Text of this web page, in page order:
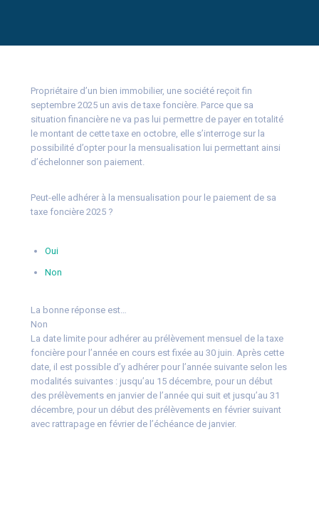
Propriétaire d’un bien immobilier, une société reçoit fin
septembre 2025 un avis de taxe foncière. Parce que sa
situation financière ne va pas lui permettre de payer en totalité
le montant de cette taxe en octobre, elle s’interroge sur la
possibilité d’opter pour la mensualisation lui permettant ainsi
d’échelonner son paiement.
Peut-elle adhérer à la mensualisation pour le paiement de sa
taxe foncière 2025 ?
Oui
Non
La bonne réponse est…
Non
La date limite pour adhérer au prélèvement mensuel de la taxe
foncière pour l’année en cours est fixée au 30 juin. Après cette
date, il est possible d’y adhérer pour l’année suivante selon les
modalités suivantes : jusqu’au 15 décembre, pour un début
des prélèvements en janvier de l’année qui suit et jusqu’au 31
décembre, pour un début des prélèvements en février suivant
avec rattrapage en février de l’échéance de janvier.